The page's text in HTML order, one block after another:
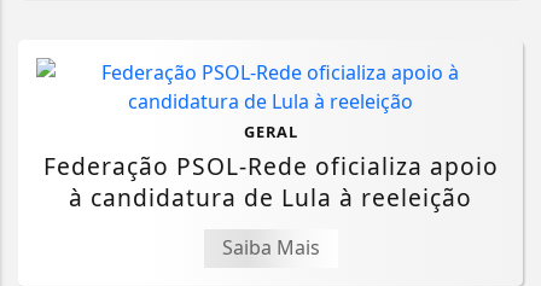
GERAL
Federação PSOL-Rede oficializa apoio
à candidatura de Lula à reeleição
Saiba Mais